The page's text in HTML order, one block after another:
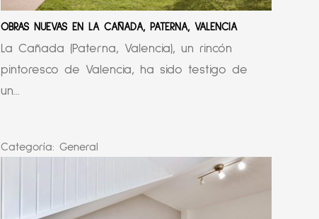
OBRAS NUEVAS EN LA CAÑADA, PATERNA, VALENCIA
La Cañada (Paterna, Valencia), un rincón
pintoresco de Valencia, ha sido testigo de
un...
Categoría: General